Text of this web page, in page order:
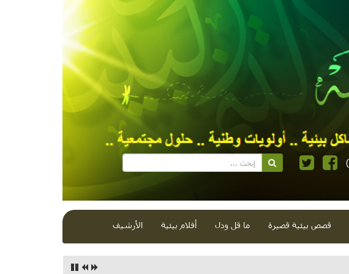
قصص بيئية قصيرة ما قل ودل أفلام بيئية الأرشيف